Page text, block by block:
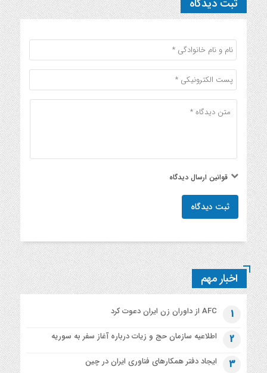
ثبت دیدگاه
قوانین ارسال دیدگاه
ثبت دیدگاه
اخبار مهم
1 AFC از داوران زن ایران دعوت کرد
2 اطلاعیه‌ سازمان حج و زیات درباره آغاز سفر به سوریه
3 ایجاد دفتر همکارهای فناوری ایران در چین